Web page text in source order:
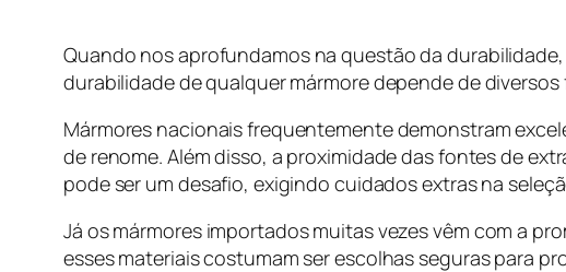
Quando nos aprofundamos na questão da
durabilidade de qualquer mármore depende de
Mármores nacionais frequentemente demonstram
de renome. Além disso, a proximidade das fontes de
pode ser um desafio, exigindo cuidados extras na
Já os mármores importados muitas vezes vêm com a
esses materiais costumam ser escolhas seguras para